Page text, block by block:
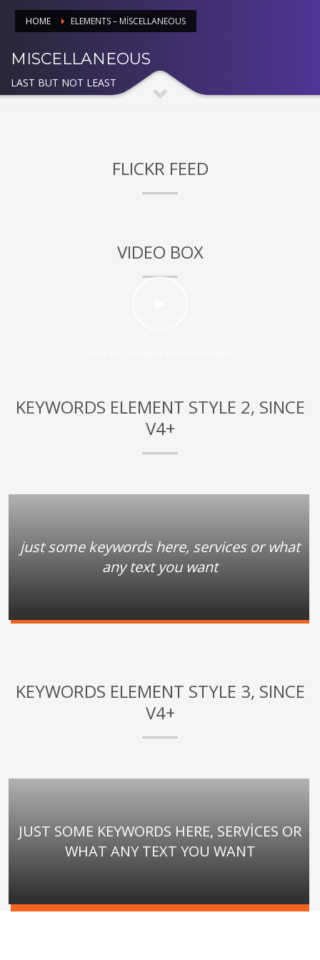
HOME ELEMENTS – MISCELLANEOUS
MISCELLANEOUS
LAST BUT NOT LEAST
FLICKR FEED
VIDEO BOX
KEYWORDS ELEMENT STYLE 2, SINCE
V4+
just some keywords here, services or what
any text you want
KEYWORDS ELEMENT STYLE 3, SINCE
V4+
JUST SOME KEYWORDS HERE, SERVICES OR
WHAT ANY TEXT YOU WANT